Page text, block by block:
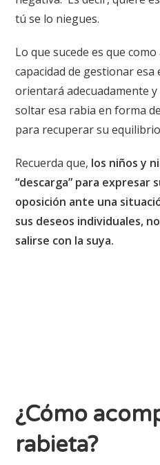
tú se lo niegues.
Lo que sucede es que
capacidad de gestionar esa
orientará adecuadamente
soltar esa rabia en forma
para recuperar su
Recuerda que, los niños y
“descarga” para expresar
oposición ante una
sus deseos individuales,
salirse con la suya.
¿Cómo
rabieta?